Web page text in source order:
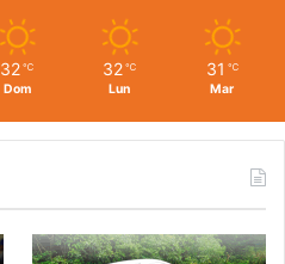
32 ℃
Dom
32 ℃
Lun
31 ℃
Mar